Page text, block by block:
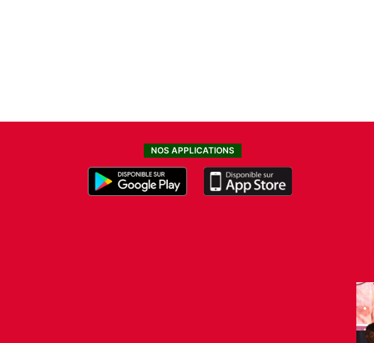
NOS APPLICATIONS